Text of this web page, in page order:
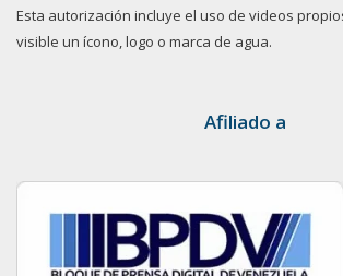
Esta autorización incluye el uso de videos
visible un ícono, logo o marca de agua.
Afiliado a